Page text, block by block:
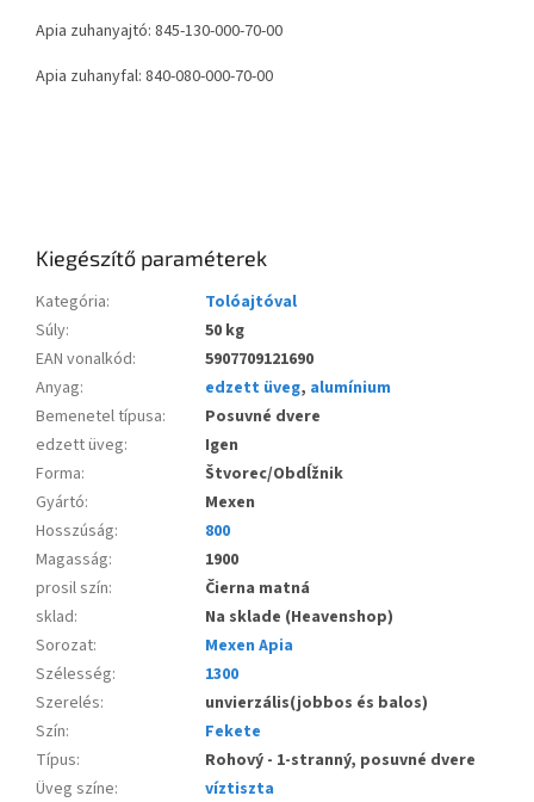
Apia zuhanyajtó: 845-130-000-70-00
Apia zuhanyfal: 840-080-000-70-00
Kiegészítő paraméterek
Kategória:
Tolóajtóval
Súly:
50 kg
EAN vonalkód:
5907709121690
Anyag: edzett üveg, alumínium
Bemenetel típusa:
Posuvné dvere
edzett üveg:
Igen
Forma:
Štvorec/Obdĺžnik
Gyártó:
Mexen
Hosszúság:
800
Magasság:
1900
prosil szín:
Čierna matná
sklad:
Na sklade (Heavenshop)
Sorozat:
Mexen Apia
Szélesség:
1300
Szerelés:
unvierzális(jobbos és balos)
Szín:
Fekete
Típus:
Rohový - 1-stranný, posuvné dvere
Üveg színe:
víztiszta